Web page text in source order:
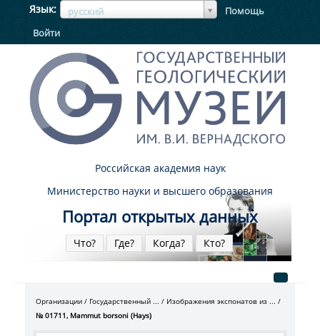
Язык русский
ЯзыкЯзык
Помощь
Войти
Российская академия наук
Министерство науки и высшего образования
Портал открытых данных
Что? Где? Когда? Кто?
Организации Государственный ...
Изображения экспонатов из ...
№ 01711, Mammut borsoni (Hays)